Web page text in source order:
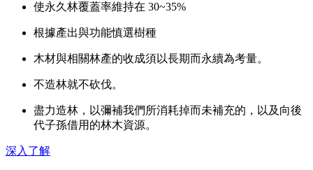
使永久林覆蓋率維持在 30~35%
根據產出與功能慎選樹種
木材與相關林產的收成須以長期而永續為考量。
不造林就不砍伐。
盡力造林，以彌補我們所消耗掉而未補充的，以及向後
代子孫借用的林木資源。
深入了解